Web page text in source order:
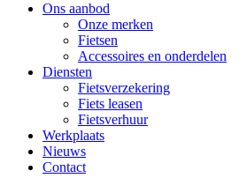
Ons aanbod
Onze merken
Fietsen
Accessoires en onderdelen
Diensten
Fietsverzekering
Fiets leasen
Fietsverhuur
Werkplaats
Nieuws
Contact